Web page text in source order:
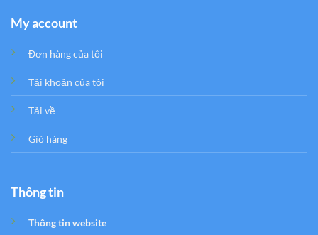
My account
Đơn hàng của tôi
Tải khoản của tôi
Tải về
Giỏ hàng
Thông tin
Thông tin website